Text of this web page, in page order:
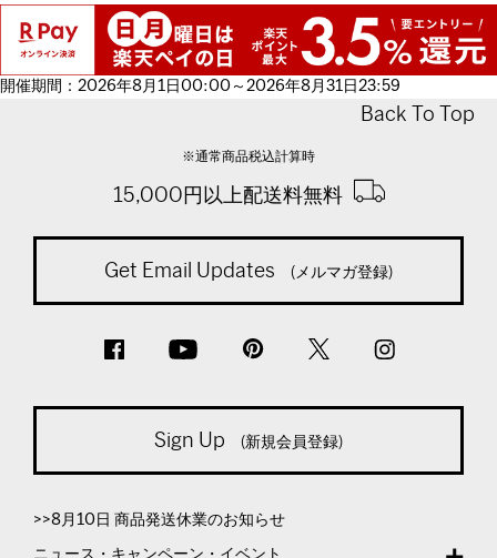
開催期間：2026年8月1日00:00～2026年8月31日23:59
Back To Top
※通常商品税込計算時
15,000円以上配送料無料
Get Email Updates (メルマガ登録)
Sign Up (新規会員登録)
>>8月10日 商品発送休業のお知らせ
ニュース・キャンペーン・イベント